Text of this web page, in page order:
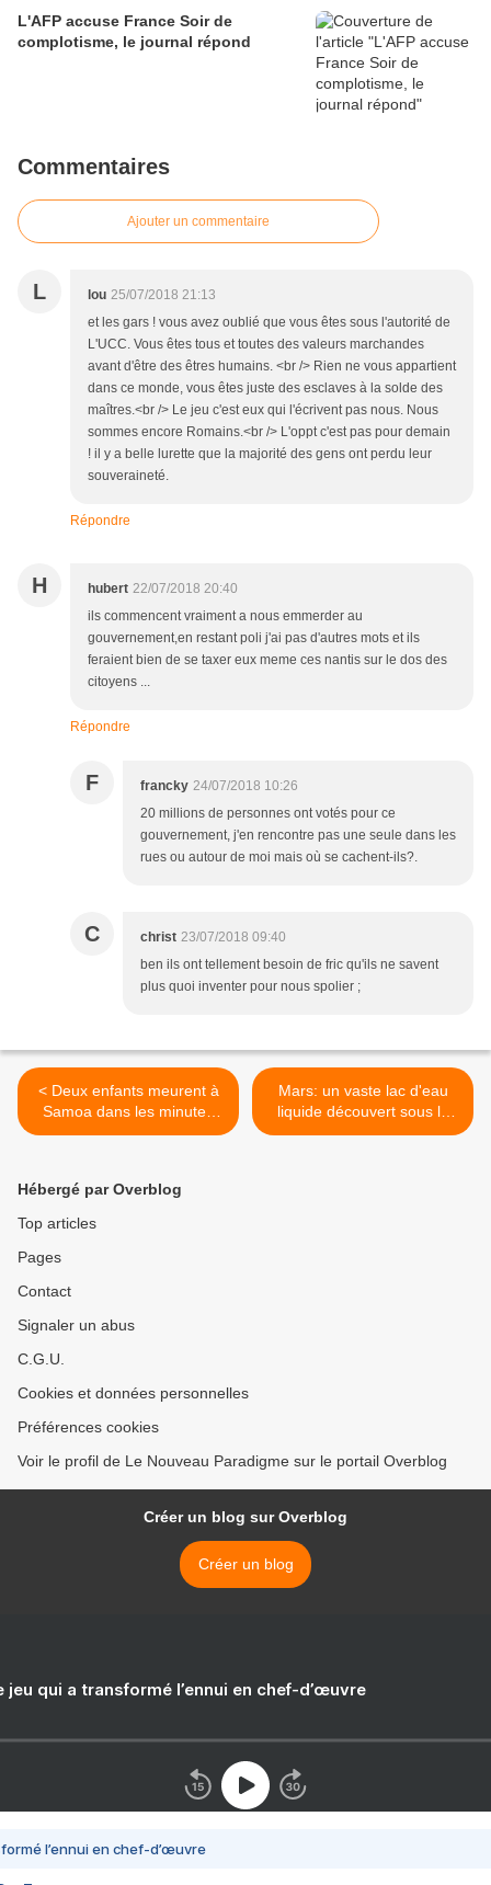
L'AFP accuse France Soir de
complotisme, le journal répond
Commentaires
Ajouter un commentaire
L lou 25/07/2018 21:13
et les gars ! vous avez oublié que vous êtes sous l'autorité de
L'UCC. Vous êtes tous et toutes des valeurs marchandes
avant d'être des êtres humains. <br /> Rien ne vous appartient
dans ce monde, vous êtes juste des esclaves à la solde des
maîtres.<br /> Le jeu c'est eux qui l'écrivent pas nous. Nous
sommes encore Romains.<br /> L'oppt c'est pas pour demain
! il y a belle lurette que la majorité des gens ont perdu leur
souveraineté.
Répondre
H hubert 22/07/2018 20:40
ils commencent vraiment a nous emmerder au
gouvernement,en restant poli j'ai pas d'autres mots et ils
feraient bien de se taxer eux meme ces nantis sur le dos des
citoyens ...
Répondre
F francky 24/07/2018 10:26
20 millions de personnes ont votés pour ce
gouvernement, j'en rencontre pas une seule dans les
rues ou autour de moi mais où se cachent-ils?.
C christ 23/07/2018 09:40
ben ils ont tellement besoin de fric qu'ils ne savent
plus quoi inventer pour nous spolier ;
< Deux enfants meurent à
Samoa dans les minutes
qui ont suivi l’administration
Mars: un vaste lac d'eau
liquide découvert sous la
surface >
Hébergé par Overblog
Top articles
Pages
Contact
Signaler un abus
C.G.U.
Cookies et données personnelles
Préférences cookies
Voir le profil de Le Nouveau Paradigme sur le portail Overblog
Créer un blog sur Overblog
Créer un blog
jeu qui a transformé l’ennui en chef-d’œuvre
l’ennui en chef-d’œuvre